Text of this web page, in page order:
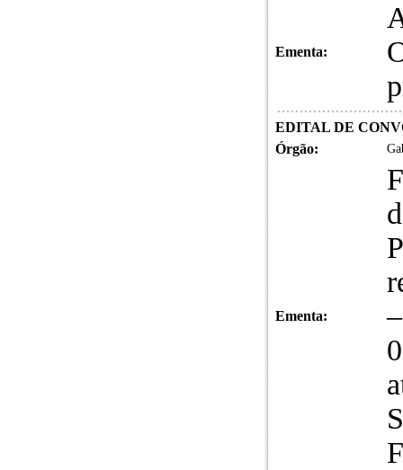
Ementa:
EDITAL DE
Órgão:
Ementa: